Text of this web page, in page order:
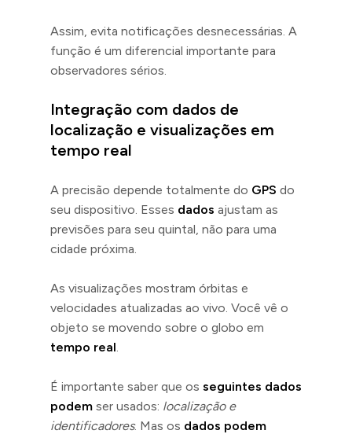
Assim, evita notificações desnecessárias. A
função é um diferencial importante para
observadores sérios.
Integração com dados de
localização e visualizações em
tempo real
A precisão depende totalmente do GPS do
seu dispositivo. Esses dados ajustam as
previsões para seu quintal, não para uma
cidade próxima.
As visualizações mostram órbitas e
velocidades atualizadas ao vivo. Você vê o
objeto se movendo sobre o globo em
tempo real
É importante saber que os seguintes dados
podem ser usados: localização e
identificadores. Mas os dados podem